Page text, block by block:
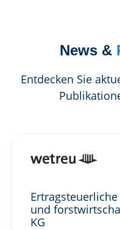
News &
Entdecken Sie
und
KG